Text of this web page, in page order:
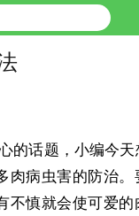
的话题，小编今天
肉病虫害的防治。
不慎就会使可爱的